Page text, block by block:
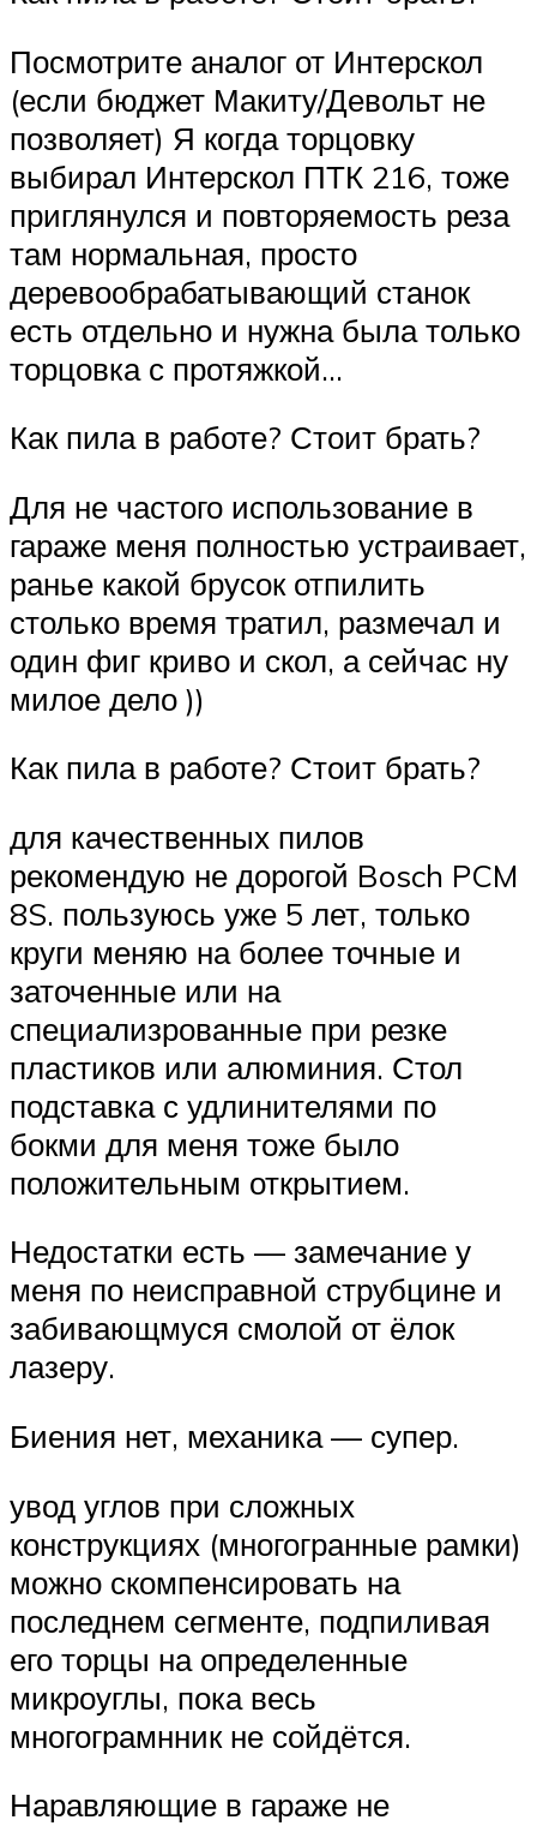
Посмотрите аналог от Интерскол
(если бюджет Макиту/Девольт не
позволяет) Я когда торцовку
выбирал Интерскол ПТК 216, тоже
приглянулся и повторяемость реза
там нормальная, просто
деревообрабатывающий станок
есть отдельно и нужна была только
торцовка с протяжкой…
Как пила в работе? Стоит брать?
Для не частого использование в
гараже меня полностью устраивает,
ранье какой брусок отпилить
столько время тратил, размечал и
один фиг криво и скол, а сейчас ну
милое дело ))
Как пила в работе? Стоит брать?
для качественных пилов
рекомендую не дорогой Bosch PCM
8S. пользуюсь уже 5 лет, только
круги меняю на более точные и
заточенные или на
специализрованные при резке
пластиков или алюминия. Стол
подставка с удлинителями по
бокми для меня тоже было
положительным открытием.
Недостатки есть — замечание у
меня по неисправной струбцине и
забивающмуся смолой от ёлок
лазеру.
Биения нет, механика — супер.
увод углов при сложных
конструкциях (многогранные рамки)
можно скомпенсировать на
последнем сегменте, подпиливая
его торцы на определенные
микроуглы, пока весь
многограмнник не сойдётся.
Наравляющие в гараже не